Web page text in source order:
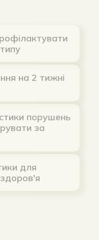
2 тижні
порушень
за